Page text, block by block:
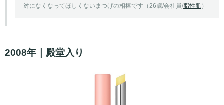
対になくなってほしくないまつげの相棒です（26歳/会社員/脂性肌）
2008年｜殿堂入り